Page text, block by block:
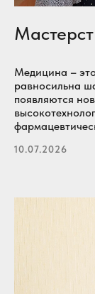
Медицина –
равносильна
появляются
10.07.2026